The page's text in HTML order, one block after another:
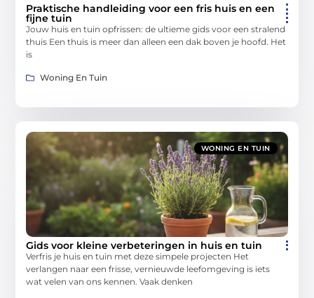
Praktische handleiding voor een fris huis en een
fijne tuin
Jouw huis en tuin opfrissen: de ultieme gids voor een stralend
thuis Een thuis is meer dan alleen een dak boven je hoofd. Het
is
Woning En Tuin
WONING EN TUIN
Gids voor kleine verbeteringen in huis en tuin
Verfris je huis en tuin met deze simpele projecten Het
verlangen naar een frisse, vernieuwde leefomgeving is iets
wat velen van ons kennen. Vaak denken